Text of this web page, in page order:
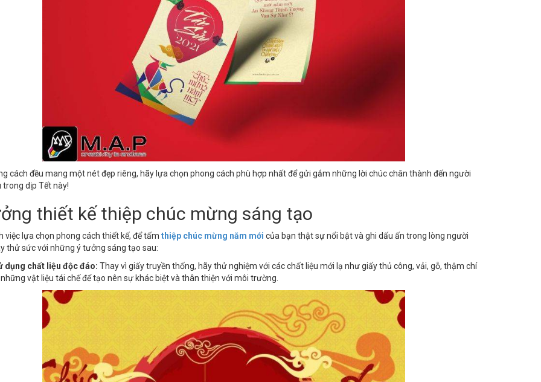
cách đều mang một nét đẹp riêng, hãy lựa chọn phong cách phù hợp nhất để gửi gắm những lời chúc chân thành đến người
trong dịp Tết này!
thiết kế thiệp chúc mừng sáng tạo
việc lựa chọn phong cách thiết kế, để tấm thiệp chúc mừng năm mới của bạn thật sự nổi bật và ghi dấu ấn trong lòng người
thử sức với những ý tưởng sáng tạo sau:
dụng chất liệu độc đáo: Thay vì giấy truyền thống, hãy thử nghiệm với các chất liệu mới lạ như giấy thủ công, vải, gỗ, thậm chí
những vật liệu tái chế để tạo nên sự khác biệt và thân thiện với môi trường.